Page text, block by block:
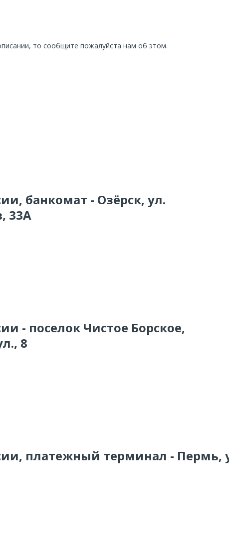
то сообщите пожалуйста нам об этом.
банкомат - Озёрск, ул.
33А
- поселок Чистое Борское,
8
платежный терминал - Пермь,